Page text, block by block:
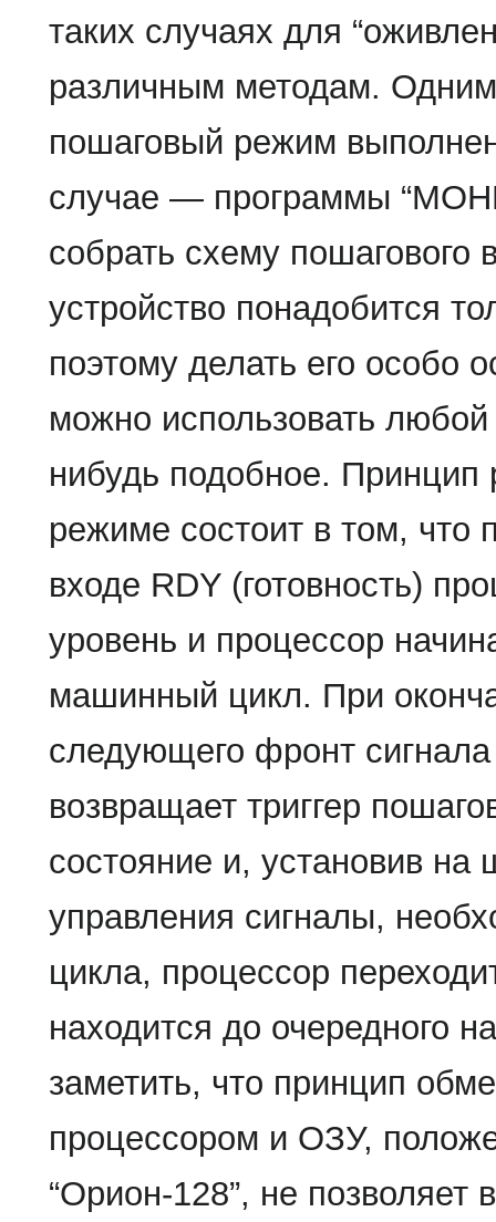
таких случаях для
различным методам. Одним
пошаговый режим
случае — программы
собрать схему
устройство понадобится
поэтому делать его особо
можно использовать
нибудь подобное.
режиме состоит в том, что
входе RDY (готовность)
уровень и процессор
машинный цикл. При
следующего фронт
возвращает триггер
состояние и, установив
управления сигналы,
цикла, процессор
находится до очередного
заметить, что принцип
процессором и ОЗУ,
“Орион-128”, не